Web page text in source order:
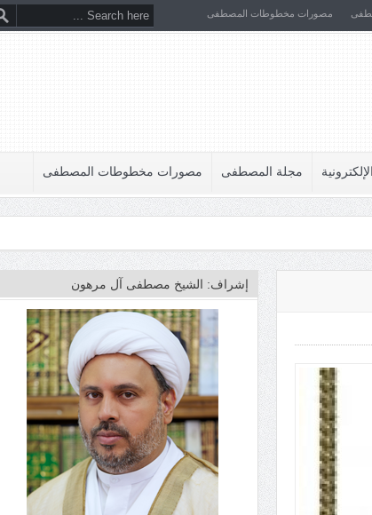
مصورات مخطوطات المصطفى
مجلة المصطفى مصورات مخطوطات المصطفى
إشراف: الشيخ مصطفى آل مرهون